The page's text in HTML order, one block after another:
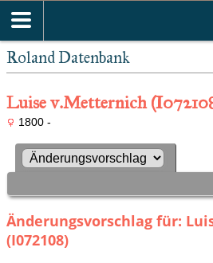
Roland Datenbank
Luise v.Metternich
1800 -
Änderungsvorschlag für:
(I072108)